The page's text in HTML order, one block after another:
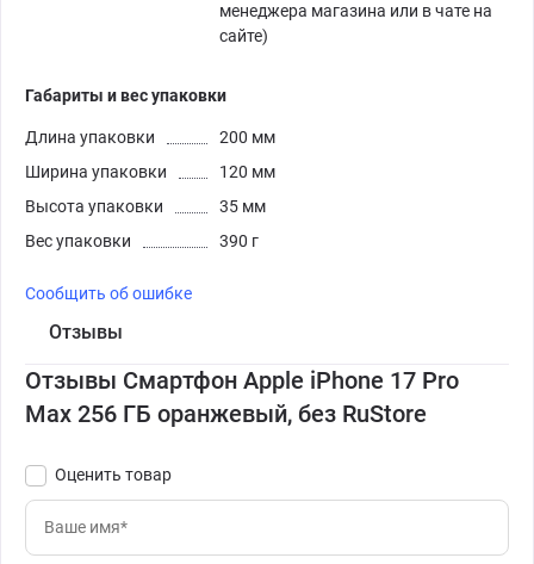
менеджера магазина или в чате на
сайте)
Габариты и вес упаковки
Длина упаковки
200 мм
Ширина упаковки
120 мм
Высота упаковки
35 мм
Вес упаковки
390 г
Сообщить об ошибке
Отзывы
Отзывы Смартфон Apple iPhone 17 Pro
Max 256 ГБ оранжевый, без RuStore
Оценить товар